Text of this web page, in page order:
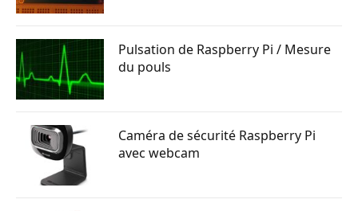
Pulsation de Raspberry Pi / Mesure
du pouls
Caméra de sécurité Raspberry Pi
avec webcam